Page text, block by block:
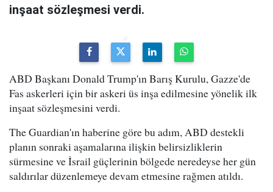
inşaat sözleşmesi verdi.
ABD Başkanı Donald Trump'ın Barış Kurulu, Gazze'de
Fas askerleri için bir askeri üs inşa edilmesine yönelik ilk
inşaat sözleşmesini verdi.
The Guardian'ın haberine göre bu adım, ABD destekli
planın sonraki aşamalarına ilişkin belirsizliklerin
sürmesine ve İsrail güçlerinin bölgede neredeyse her gün
saldırılar düzenlemeye devam etmesine rağmen atıldı.